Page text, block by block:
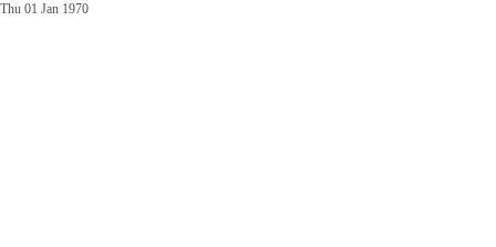
Thu 01 Jan 1970